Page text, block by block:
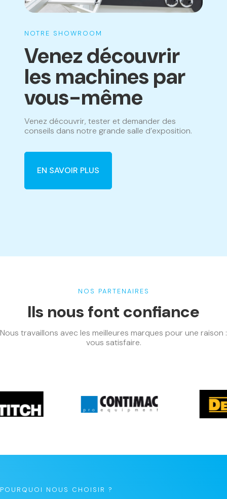
NOTRE SHOWROOM
Venez découvrir
les machines par
vous-même
Venez découvrir, tester et demander des
conseils dans notre grande salle d’exposition.
EN SAVOIR PLUS
NOS PARTENAIRES
Ils nous font confiance
Nous travaillons avec les meilleures marques pour une raison :
vous satisfaire.
POURQUOI NOUS CHOISIR ?